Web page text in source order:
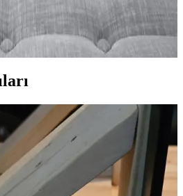
evlerde kişisel tarzı yansıtan ve
sunan önemli aksesuarlar arasında